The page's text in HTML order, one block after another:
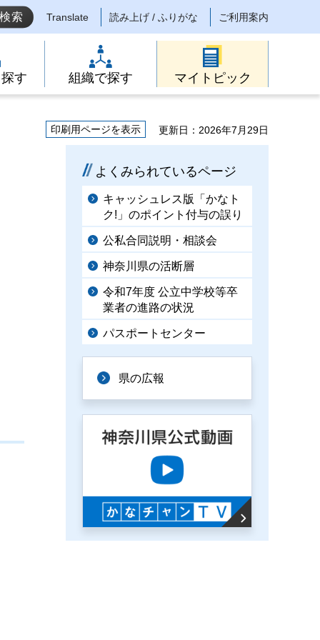
Translate 読み上げ / ふりがな ご利用案内
す 組織で探す マイトピック
印刷用ページを表示 更新日：2026年7月29日
よくみられているページ
キャッシュレス版「かなト
ク!」のポイント付与の誤り
公私合同説明・相談会
神奈川県の活断層
令和7年度 公立中学校等卒
業者の進路の状況
パスポートセンター
県の広報